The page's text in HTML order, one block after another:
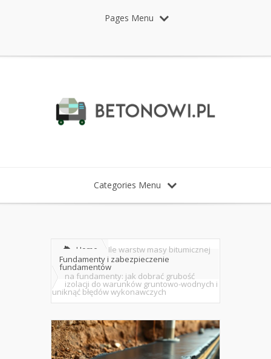
Pages Menu
Categories Menu
Home
Fundamenty i zabezpieczenie
fundamentów
Ile warstw masy bitumicznej
na fundamenty: jak dobrać grubość
izolacji do warunków gruntowo-wodnych i
uniknąć błędów wykonawczych